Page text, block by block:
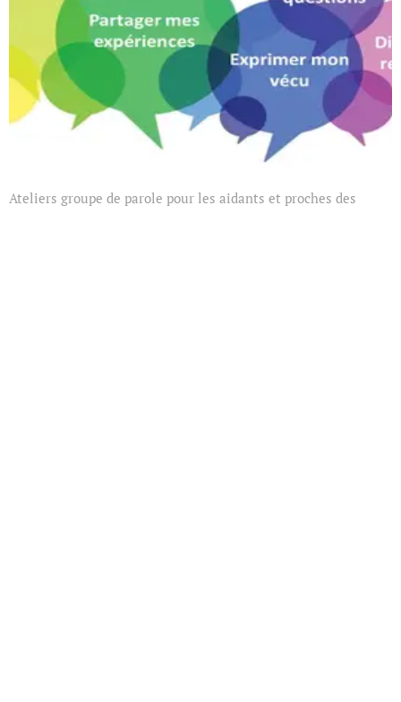
Ateliers groupe de parole pour les aidants et proches des